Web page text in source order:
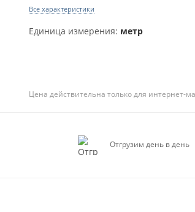
Все характеристики
Единица измерения: метр
Цена действительна только для интернет-
Отгрузим день в день